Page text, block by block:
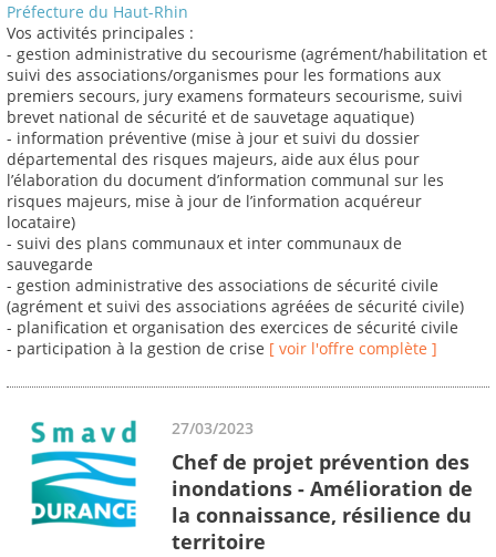
Préfecture du Haut-Rhin
Vos activités principales :
- gestion administrative du secourisme (agrément/habilitation et
suivi des associations/organismes pour les formations aux
premiers secours, jury examens formateurs secourisme, suivi
brevet national de sécurité et de sauvetage aquatique)
- information préventive (mise à jour et suivi du dossier
départemental des risques majeurs, aide aux élus pour
l’élaboration du document d’information communal sur les
risques majeurs, mise à jour de l’information acquéreur
locataire)
- suivi des plans communaux et inter communaux de
sauvegarde
- gestion administrative des associations de sécurité civile
(agrément et suivi des associations agréées de sécurité civile)
- planification et organisation des exercices de sécurité civile
- participation à la gestion de crise [ voir l'offre complète ]
27/03/2023
Chef de projet prévention des
inondations - Amélioration de
la connaissance, résilience du
territoire